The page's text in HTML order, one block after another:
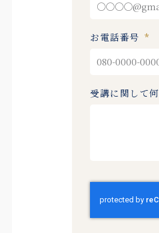
お電話番号
受講に関して